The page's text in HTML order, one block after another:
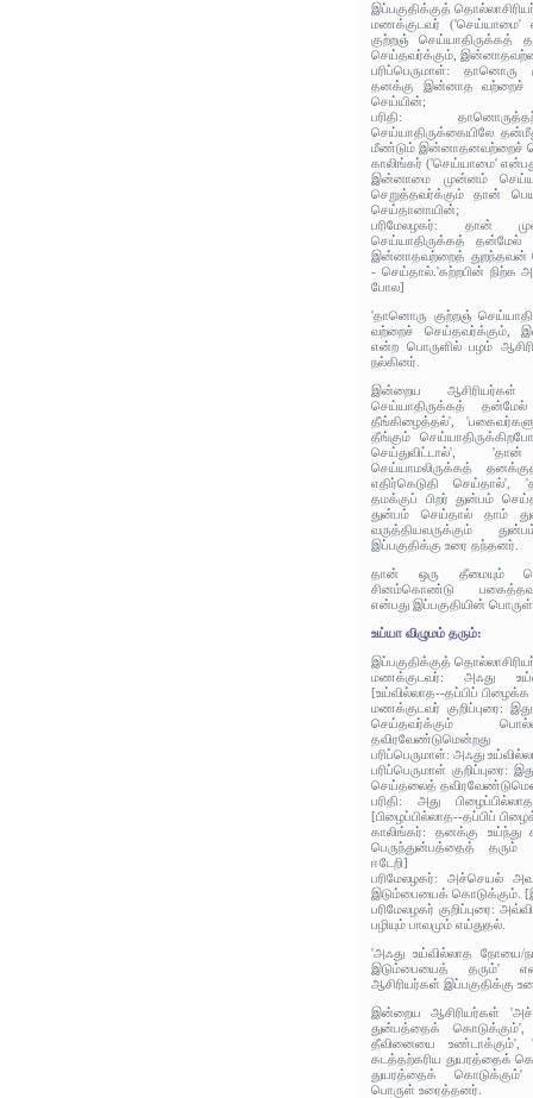
இப்பகுதிக்குத்
மணக்குடவர் ('செய்யாமை'
குற்றஞ்
செய்தவர்க்கும்,
பரிப்பெருமாள்: தானொரு
தனக்கு இன்னாத வற்றைச்
செய்யின்;
பரிதி:
செய்யாதிருக்கையிலே
மீண்டும் இன்னாதனவற்றைச்
காலிங்கர் ('செய்யாமை'
இன்னாமை முன்னம்
செறுத்தவர்க்கும் தான்
செய்தானாயின்;
பரிமேலழகர்: தான்
செய்யாதிருக்கத்
இன்னாதவற்றைத் துறந்தவன்
- செய்தால்.'கற்றபின் நிற்க
போல]
'தானொரு குற்றஞ்
வற்றைச் செய்தவர்க்கும்,
என்ற பொருளில் பழம்
நல்கினர்.
இன்றைய
செய்யாதிருக்கத்
தீங்கிழைத்தல்',
தீங்கும்
செய்துவிட்டால்',
செய்யாமலிருக்கத்
எதிர்கெடுதி செய்தால்',
தமக்குப் பிறர் துன்பம்
துன்பம் செய்தால் தாம்
வருத்தியவருக்கும்
இப்பகுதிக்கு உரை தந்தனர்.
தான் ஒரு தீமையும்
சினம்கொண்டு
என்பது இப்பகுதியின்
உய்யா விழுமம் தரும்:
இப்பகுதிக்குத்
மணக்குடவர்: அஃது
[உய்வில்லாத--தப்பிப்
மணக்குடவர் குறிப்புரை:
செய்தவர்க்கும்
தவிரவேண்டுமென்றது
பரிப்பெருமாள்: அஃது
பரிப்பெருமாள்
செய்தலைத்
பரிதி: அது
[பிழைப்பில்லாத--தப்பிப்
காலிங்கர்: தனக்கு உய்ந்து
பெருந்துன்பத்தைத் தரும்
ஈடேறி]
பரிமேலழகர்: அச்செயல்
இடும்பையைக் கொடுக்கும்.
பரிமேலழகர் குறிப்புரை:
பழியும் பாவமும் எய்துதல்.
'அஃது உய்வில்லாத நோயை/
இடும்பையைத் தரும்'
ஆசிரியர்கள் இப்பகுதிக்கு
இன்றைய ஆசிரியர்கள்
துன்பத்தைக் கொடுக்கும்',
தீவினையை உண்டாக்கும்',
கடத்தற்கரிய துயரத்தைக்
துயரத்தைக் கொடுக்கும்'
பொருள் உரைத்தனர்.